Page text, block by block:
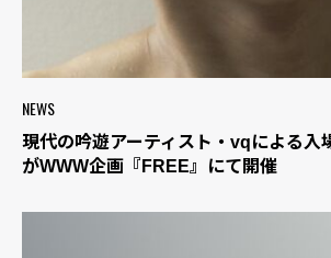
NEWS
現代の吟遊アーティスト・vqによる入
がWWW企画『FREE』にて開催